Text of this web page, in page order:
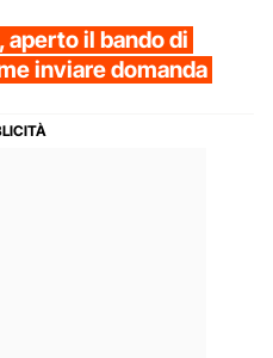
il bando di
inviare domanda